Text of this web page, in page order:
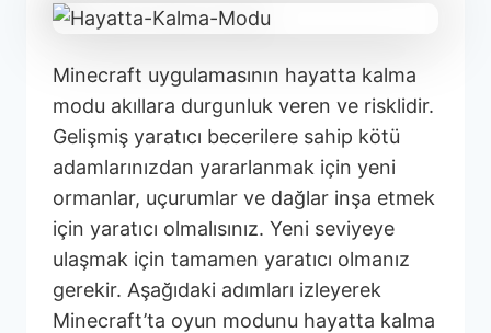
Minecraft uygulamasının hayatta kalma
modu akıllara durgunluk veren ve risklidir.
Gelişmiş yaratıcı becerilere sahip kötü
adamlarınızdan yararlanmak için yeni
ormanlar, uçurumlar ve dağlar inşa etmek
için yaratıcı olmalısınız. Yeni seviyeye
ulaşmak için tamamen yaratıcı olmanız
gerekir. Aşağıdaki adımları izleyerek
Minecraft’ta oyun modunu hayatta kalma